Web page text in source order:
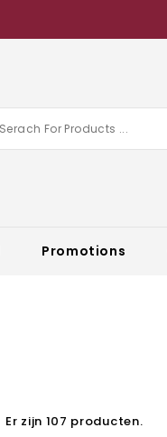
Promotions
Er zijn 107 producten.